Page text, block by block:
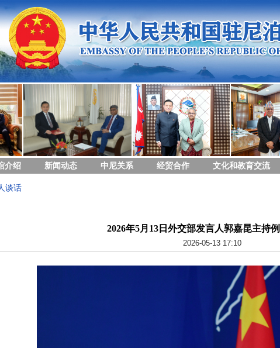
介绍 新闻动态 中尼关系 经贸合作 文化和教育交流
谈话
2026年5月13日外交部发言人郭嘉昆主持
2026-05-13 17:10